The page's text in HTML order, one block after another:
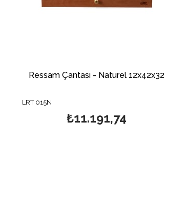
Ressam Çantası - Naturel 12x42x32
LRT 015N
₺11.191,74